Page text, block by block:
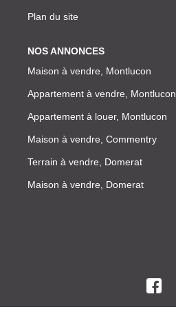
Plan du site
NOS ANNONCES
Maison à vendre, Montlucon
Appartement à vendre, Montlucon
Appartement à louer, Montlucon
Maison à vendre, Commentry
Terrain à vendre, Domerat
Maison à vendre, Domerat